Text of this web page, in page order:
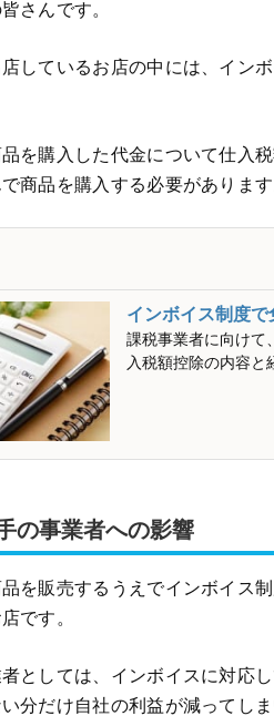
さんです。
しているお店の中には、イン
を購入した代金について仕入
商品を購入する必要があります
インボイス制度で
課税事業者に向けて
入税額控除の内容と
の事業者への影響
を販売するうえでインボイス
です。
としては、インボイスに対応
分だけ自社の利益が減ってしま